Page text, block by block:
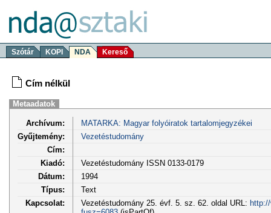
Szótár KOPI NDA Kereső
Cím nélkül
Metaadatok
Archívum:
MATARKA: Magyar folyóiratok tartalomjegyzékei
Gyűjtemény:
Vezetéstudomány
Cím:
Kiadó:
Vezetéstudomány ISSN 0133-0179
Dátum:
1994
Típus:
Text
Kapcsolat:
Vezetéstudomány 25. évf. 5. sz. 62. oldal URL: